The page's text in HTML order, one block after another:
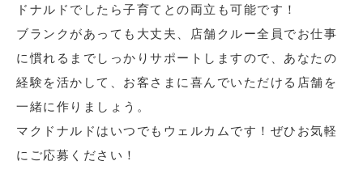
ドナルドでしたら子育てとの両立も可能です！
ブランクがあっても大丈夫、店舗クルー全員でお仕事
に慣れるまでしっかりサポートしますので、あなたの
経験を活かして、お客さまに喜んでいただける店舗を
一緒に作りましょう。
マクドナルドはいつでもウェルカムです！ぜひお気軽
にご応募ください！